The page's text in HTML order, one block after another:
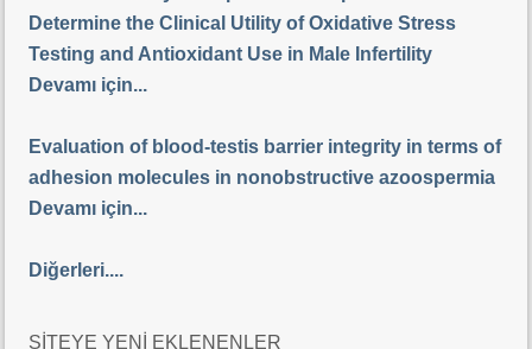
Determine the Clinical Utility of Oxidative Stress
Testing and Antioxidant Use in Male Infertility
Devamı için...
Evaluation of blood-testis barrier integrity in terms of
adhesion molecules in nonobstructive azoospermia
Devamı için...
Diğerleri....
SİTEYE YENİ EKLENENLER